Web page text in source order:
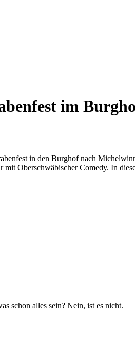
im
in den Burghof nach
mit Oberschwäbischer Comedy. In
schon alles sein? Nein, ist es nicht.